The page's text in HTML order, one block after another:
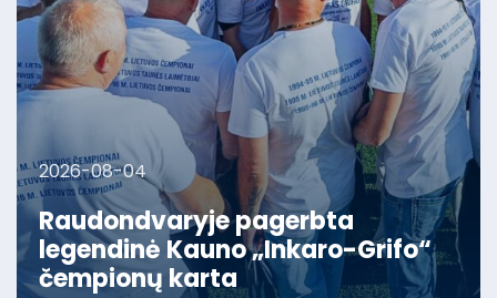
2026-08-04
Raudondvaryje pagerbta
legendinė Kauno „Inkaro-Grifo“
čempionų karta